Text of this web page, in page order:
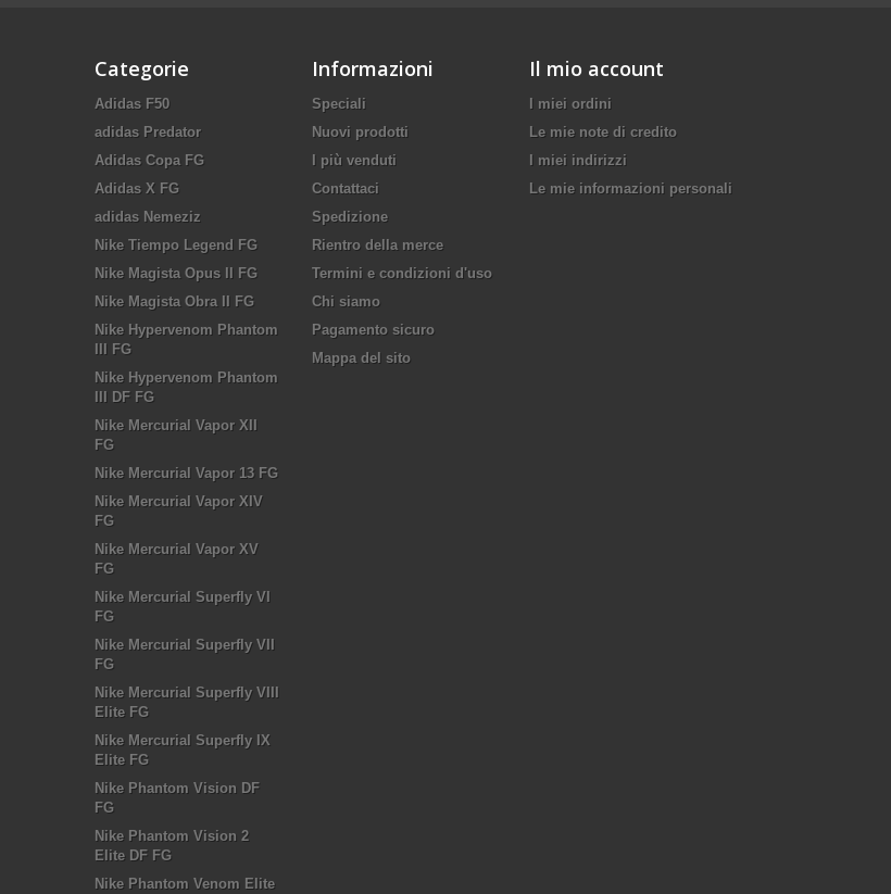
Categorie
Adidas F50
adidas Predator
Adidas Copa FG
Adidas X FG
adidas Nemeziz
Nike Tiempo Legend FG
Nike Magista Opus II FG
Nike Magista Obra II FG
Nike Hypervenom Phantom
III FG
Nike Hypervenom Phantom
III DF FG
Nike Mercurial Vapor XII
FG
Nike Mercurial Vapor 13 FG
Nike Mercurial Vapor XIV
FG
Nike Mercurial Vapor XV
FG
Nike Mercurial Superfly VI
FG
Nike Mercurial Superfly VII
FG
Nike Mercurial Superfly VIII
Elite FG
Nike Mercurial Superfly IX
Elite FG
Nike Phantom Vision DF
FG
Nike Phantom Vision 2
Elite DF FG
Nike Phantom Venom Elite
Informazioni
Speciali
Nuovi prodotti
I più venduti
Contattaci
Spedizione
Rientro della merce
Termini e condizioni d'uso
Chi siamo
Pagamento sicuro
Mappa del sito
Il mio account
I miei ordini
Le mie note di credito
I miei indirizzi
Le mie informazioni personali